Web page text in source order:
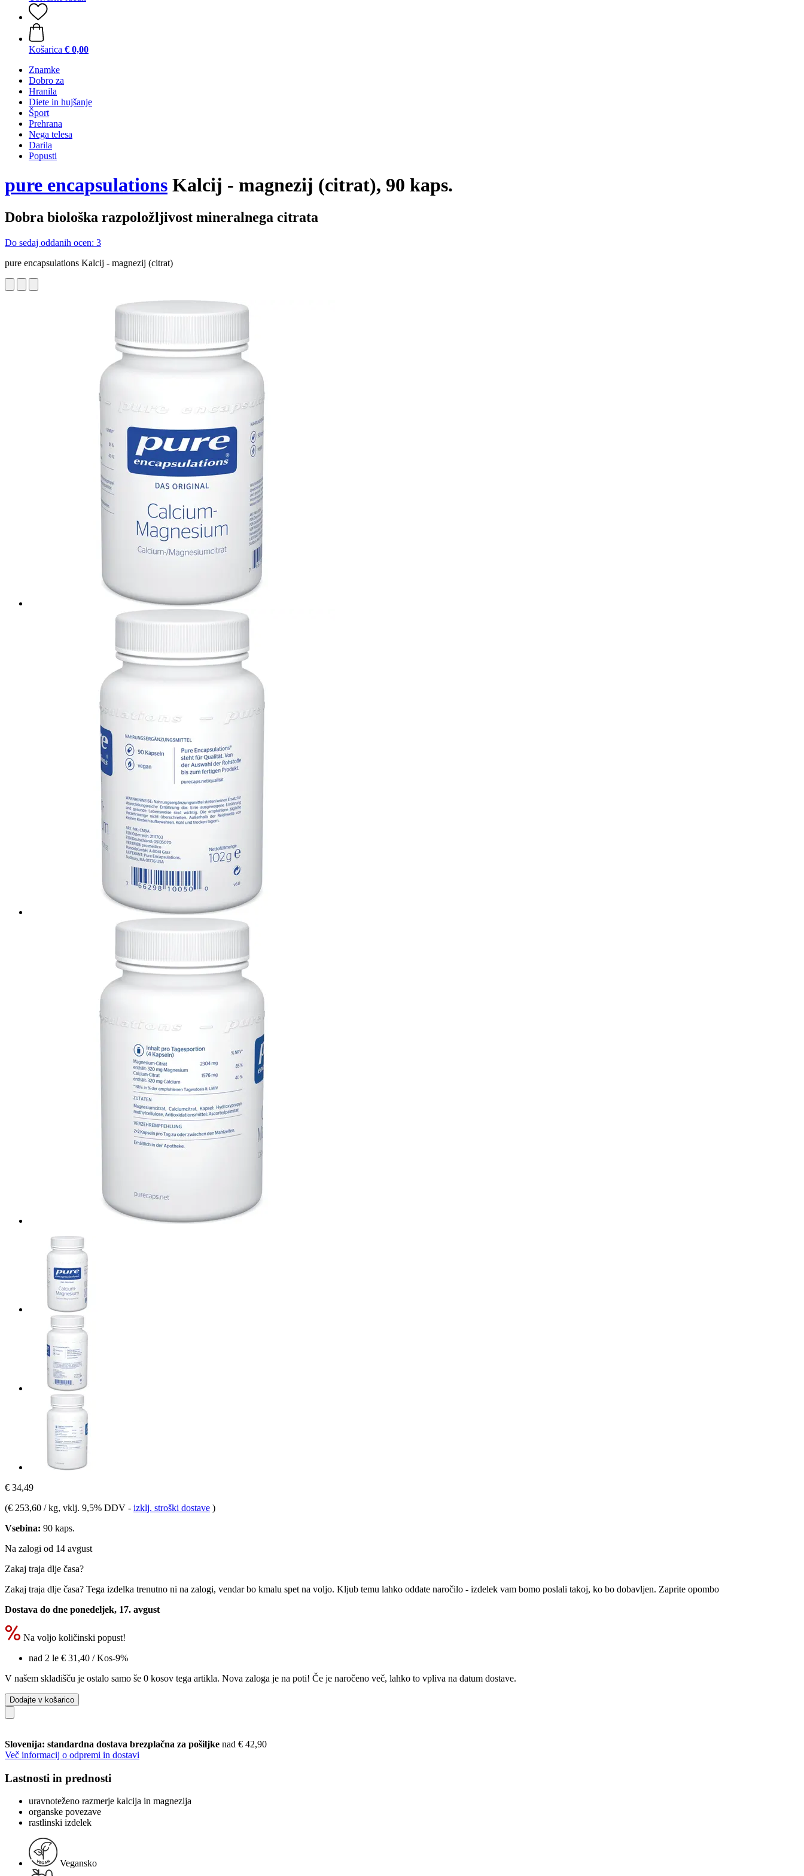
Košarica € 0,00
Znamke
Dobro za
Hranila
Diete in hujšanje
Šport
Prehrana
Nega telesa
Darila
Popusti
pure encapsulations Kalcij - magnezij (citrat), 90 kaps.
Dobra biološka razpoložljivost mineralnega citrata
Do sedaj oddanih ocen: 3
pure encapsulations Kalcij - magnezij (citrat)
€ 34,49
(€ 253,60 / kg, vklj. 9,5% DDV - izklj. stroški dostave )
Vsebina: 90 kaps.
Na zalogi od 14 avgust
Zakaj traja dlje časa?
Zakaj traja dlje časa? Tega izdelka trenutno ni na zalogi, vendar bo kmalu spet na voljo. Kljub temu lahko oddate naročilo - izdelek vam bomo poslali takoj, ko bo dobavljen. Zaprite opombo
Dostava do dne ponedeljek, 17. avgust
Na voljo količinski popust!
nad 2 le € 31,40 / Kos-9%
V našem skladišču je ostalo samo še 0 kosov tega artikla. Nova zaloga je na poti! Če je naročeno več, lahko to vpliva na datum dostave.
Dodajte v košarico
Slovenija: standardna dostava brezplačna za pošiljke nad € 42,90
Več informacij o odpremi in dostavi
Lastnosti in prednosti
uravnoteženo razmerje kalcija in magnezija
organske povezave
rastlinski izdelek
Vegansko